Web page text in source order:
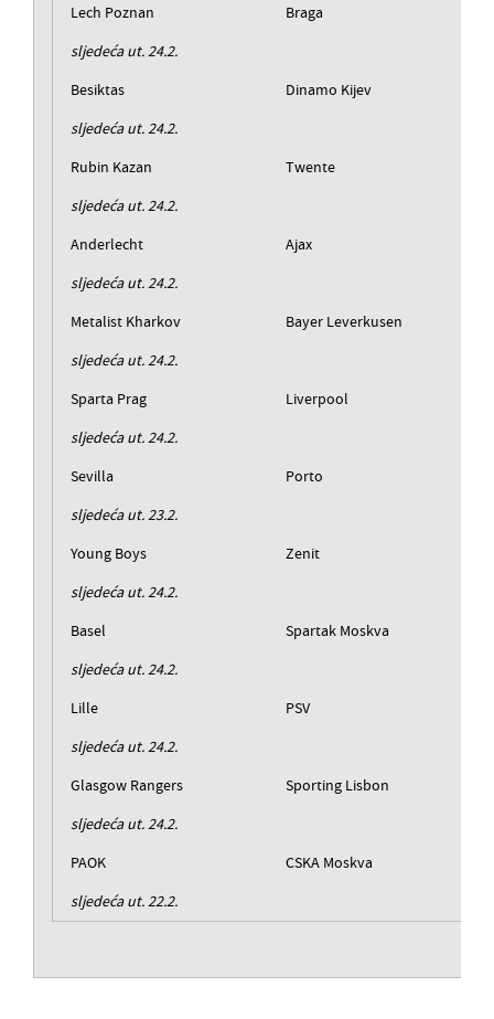
Lech Poznan
Braga
sljedeća ut. 24.2.
Besiktas
Dinamo Kijev
sljedeća ut. 24.2.
Rubin Kazan
Twente
sljedeća ut. 24.2.
Anderlecht
Ajax
sljedeća ut. 24.2.
Metalist Kharkov
Bayer Leverkusen
sljedeća ut. 24.2.
Sparta Prag
Liverpool
sljedeća ut. 24.2.
Sevilla
Porto
sljedeća ut. 23.2.
Young Boys
Zenit
sljedeća ut. 24.2.
Basel
Spartak Moskva
sljedeća ut. 24.2.
Lille
PSV
sljedeća ut. 24.2.
Glasgow Rangers
Sporting Lisbon
sljedeća ut. 24.2.
PAOK
CSKA Moskva
sljedeća ut. 22.2.